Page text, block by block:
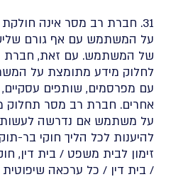
31. חברת רב מסר אינה
על המשתמש עם אף גורם
של המשתמש. עם זאת, חברת
לחלוק מידע מתומצת על
עם מפרסמים, שותפים עסקיים,
אחרים. חברת רב מסר תחלוק
על משתמש אם נדרשה
להיענות לכל הליך חוקי בר-
זימון לבית משפט / בית דין,
/ בית דין / כל ערכאה